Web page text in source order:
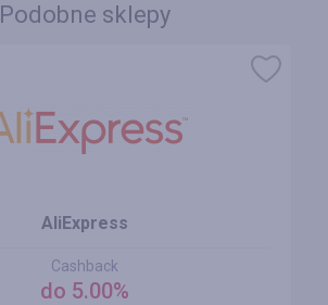
Podobne sklepy
AliExpress
Cashback
do 5.00%